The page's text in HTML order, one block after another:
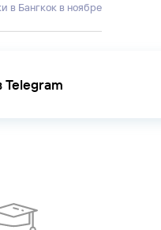
в Бангкок в ноябре
Telegram